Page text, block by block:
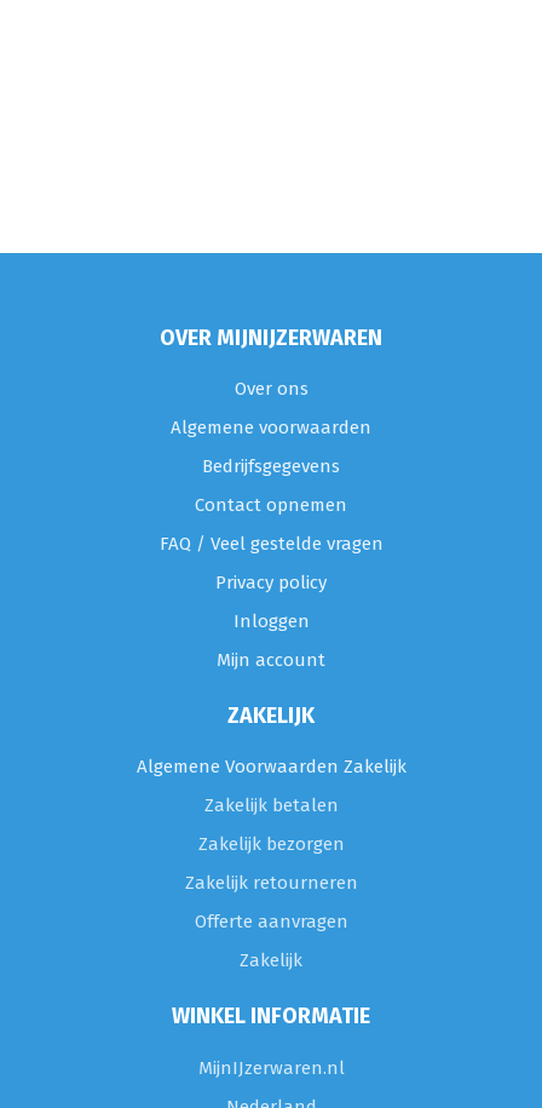
OVER MIJNIJZERWAREN
Over ons
Algemene voorwaarden
Bedrijfsgegevens
Contact opnemen
FAQ / Veel gestelde vragen
Privacy policy
Inloggen
Mijn account
ZAKELIJK
Algemene Voorwaarden Zakelijk
Zakelijk betalen
Zakelijk bezorgen
Zakelijk retourneren
Offerte aanvragen
Zakelijk
WINKEL INFORMATIE
MijnIJzerwaren.nl